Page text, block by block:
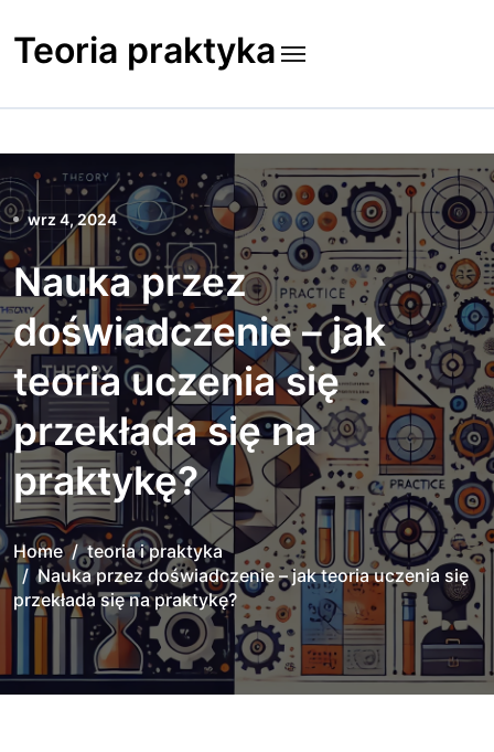
to
content
Teoria praktyka
wrz 4, 2024
Nauka przez
doświadczenie – jak
teoria uczenia się
przekłada się na
praktykę?
Home
teoria i praktyka
Nauka przez doświadczenie – jak teoria uczenia się
przekłada się na praktykę?